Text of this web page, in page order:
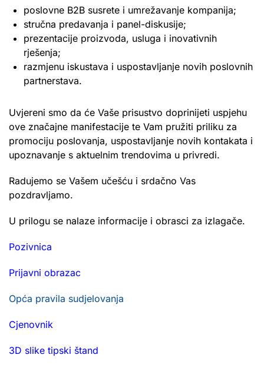
poslovne B2B susrete i umrežavanje kompanija;
stručna predavanja i panel-diskusije;
prezentacije proizvoda, usluga i inovativnih
rješenja;
razmjenu iskustava i uspostavljanje novih poslovnih
partnerstava.
Uvjereni smo da će Vaše prisustvo doprinijeti uspjehu
ove značajne manifestacije te Vam pružiti priliku za
promociju poslovanja, uspostavljanje novih kontakata i
upoznavanje s aktuelnim trendovima u privredi.
Radujemo se Vašem učešću i srdačno Vas
pozdravljamo.
U prilogu se nalaze informacije i obrasci za izlagače.
Pozivnica
Prijavni obrazac
Opća pravila sudjelovanja
Cjenovnik
3D slike tipski štand